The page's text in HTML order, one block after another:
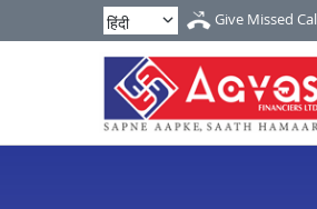
Give Missed